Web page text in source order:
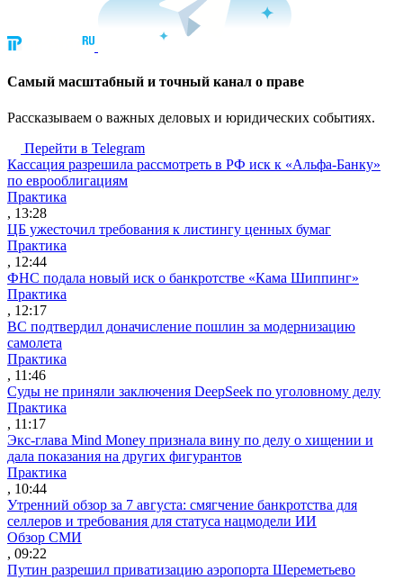
Cамый масштабный и точный канал о праве
Рассказываем о важных деловых и юридических событиях.
Перейти в Telegram
Кассация разрешила рассмотреть в РФ иск к «Альфа-Банку»
по еврооблигациям
Практика
, 13:28
ЦБ ужесточил требования к листингу ценных бумаг
Практика
, 12:44
ФНС подала новый иск о банкротстве «Кама Шиппинг»
Практика
, 12:17
ВС подтвердил доначисление пошлин за модернизацию
самолета
Практика
, 11:46
Суды не приняли заключения DeepSeek по уголовному делу
Практика
, 11:17
Экс-глава Mind Money признала вину по делу о хищении и
дала показания на других фигурантов
Практика
, 10:44
Утренний обзор за 7 августа: смягчение банкротства для
селлеров и требования для статуса нацмодели ИИ
Обзор СМИ
, 09:22
Путин разрешил приватизацию аэропорта Шереметьево